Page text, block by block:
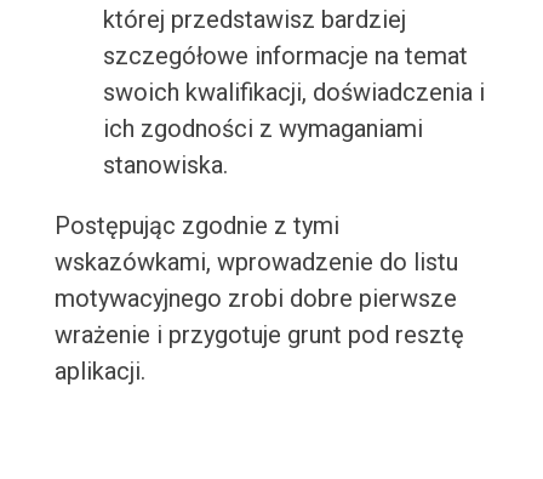
której przedstawisz bardziej
szczegółowe informacje na temat
swoich kwalifikacji, doświadczenia i
ich zgodności z wymaganiami
stanowiska.
Postępując zgodnie z tymi
wskazówkami, wprowadzenie do listu
motywacyjnego zrobi dobre pierwsze
wrażenie i przygotuje grunt pod resztę
aplikacji.